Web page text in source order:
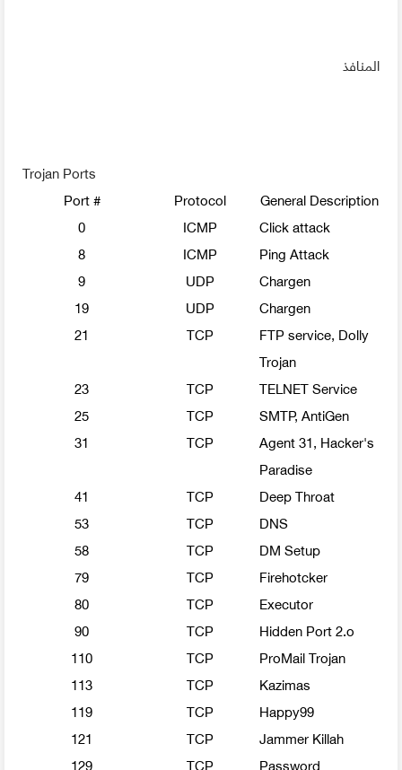
المنافذ
Trojan Ports
Port #
Protocol
General Description
0
ICMP
Click attack
8
ICMP
Ping Attack
9
UDP
Chargen
19
UDP
Chargen
21
TCP
FTP service, Dolly
Trojan
23
TCP
TELNET Service
25
TCP
SMTP, AntiGen
31
TCP
Agent 31, Hacker's
Paradise
41
TCP
Deep Throat
53
TCP
DNS
58
TCP
DM Setup
79
TCP
Firehotcker
80
TCP
Executor
90
TCP
Hidden Port 2.o
110
TCP
ProMail Trojan
113
TCP
Kazimas
119
TCP
Happy99
121
TCP
Jammer Killah